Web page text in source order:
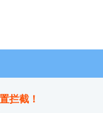
拦截！